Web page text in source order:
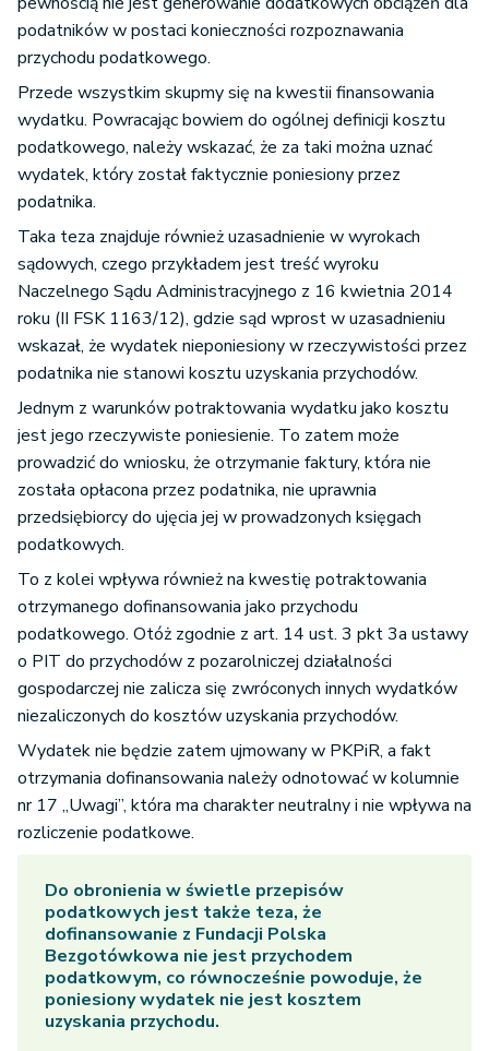
podatników w postaci konieczności rozpoznawania
przychodu podatkowego.
Przede wszystkim skupmy się na kwestii finansowania
wydatku. Powracając bowiem do ogólnej definicji kosztu
podatkowego, należy wskazać, że za taki można uznać
wydatek, który został faktycznie poniesiony przez
podatnika.
Taka teza znajduje również uzasadnienie w wyrokach
sądowych, czego przykładem jest treść wyroku
Naczelnego Sądu Administracyjnego z 16 kwietnia 2014
roku (II FSK 1163/12), gdzie sąd wprost w uzasadnieniu
wskazał, że wydatek nieponiesiony w rzeczywistości przez
podatnika nie stanowi kosztu uzyskania przychodów.
Jednym z warunków potraktowania wydatku jako kosztu
jest jego rzeczywiste poniesienie. To zatem może
prowadzić do wniosku, że otrzymanie faktury, która nie
została opłacona przez podatnika, nie uprawnia
przedsiębiorcy do ujęcia jej w prowadzonych księgach
podatkowych.
To z kolei wpływa również na kwestię potraktowania
otrzymanego dofinansowania jako przychodu
podatkowego. Otóż zgodnie z art. 14 ust. 3 pkt 3a ustawy
o PIT do przychodów z pozarolniczej działalności
gospodarczej nie zalicza się zwróconych innych wydatków
niezaliczonych do kosztów uzyskania przychodów.
Wydatek nie będzie zatem ujmowany w PKPiR, a fakt
otrzymania dofinansowania należy odnotować w kolumnie
nr 17 „Uwagi”, która ma charakter neutralny i nie wpływa na
rozliczenie podatkowe.
Do obronienia w świetle przepisów
podatkowych jest także teza, że
dofinansowanie z Fundacji Polska
Bezgotówkowa nie jest przychodem
podatkowym, co równocześnie powoduje, że
poniesiony wydatek nie jest kosztem
uzyskania przychodu.